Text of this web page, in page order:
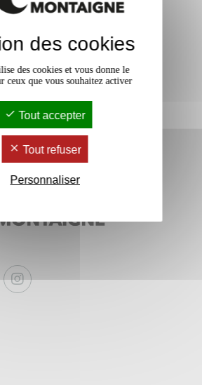
des cookies
des cookies et vous donne le
ceux que vous souhaitez activer
Tout accepter
Tout refuser
Personnaliser